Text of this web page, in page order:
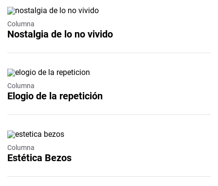
Columna
Nostalgia de lo no vivido
Columna
Elogio de la repetición
Columna
Estética Bezos